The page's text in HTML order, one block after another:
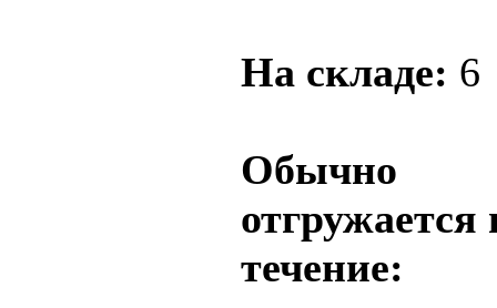
На складе: 6
Обычно
отгружается
течение: